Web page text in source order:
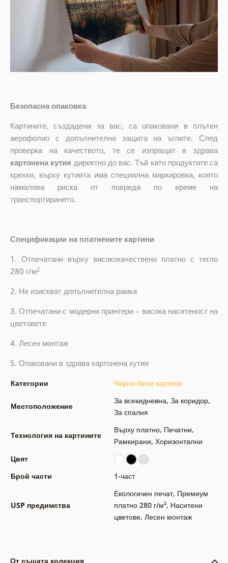
Безопасна опаковка
Картините, създадени за вас, са опаковани в плътен
аерофолио с допълнителна защита на ъглите. След
проверка на качеството, те се изпращат в здрава
картонена кутия директно до вас. Тъй като продуктите са
крехки, върху кутията има специална маркировка, която
намалява риска от повреда по време на
транспортирането.
Спецификации на платнените картини
1. Отпечатани върху висококачествено платно с тегло
280 г/м2
2. Не изискват допълнителна рамка
3. Отпечатани с модерни принтери – висока наситеност на
цветовете
4. Лесен монтаж
5. Опаковани в здрава картонена кутия
Категории Черно-бели картини
Местоположение
За всекидневна, За коридор,
За спалня
Технология на картините
Върху платно, Печатни,
Рамкирани, Хоризонтални
Цвят
Брой части
1-част
USP предимства
Екологичен печат, Премиум
платно 280 г/м², Наситени
цветове, Лесен монтаж
От същата колекция